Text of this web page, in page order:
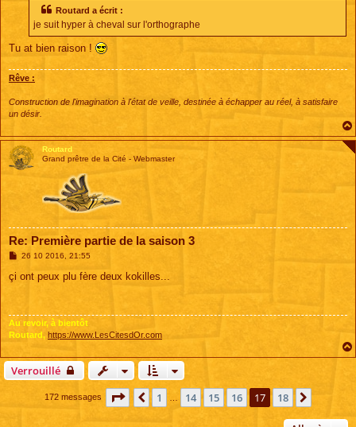
Routard a écrit :
je suit hyper à cheval sur l'orthographe
Tu at bien raison !
Rêve :
Construction de l'imagination à l'état de veille, destinée à échapper au réel, à satisfaire
un désir.
Routard
Grand prêtre de la Cité - Webmaster
Re: Première partie de la saison 3
M
s
26 10 2016, 21:55
çi ont peux plu fère deux kokilles...
Au revoir, à bientôt
Routard, https://www.LesCitesdOr.com
Verrouillé
172 messages Page 17 sur 18
Précédente
1 14 15 16 17 18